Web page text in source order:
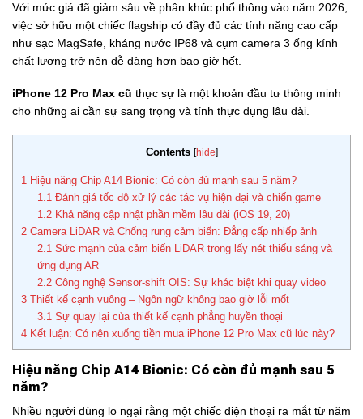
Với mức giá đã giảm sâu về phân khúc phổ thông vào năm 2026,
việc sở hữu một chiếc flagship có đầy đủ các tính năng cao cấp
như sạc MagSafe, kháng nước IP68 và cụm camera 3 ống kính
chất lượng trở nên dễ dàng hơn bao giờ hết.
iPhone 12 Pro Max cũ thực sự là một khoản đầu tư thông minh
cho những ai cần sự sang trọng và tính thực dụng lâu dài.
Contents [hide]
1 Hiệu năng Chip A14 Bionic: Có còn đủ mạnh sau 5 năm?
1.1 Đánh giá tốc độ xử lý các tác vụ hiện đại và chiến game
1.2Khả năng cập nhật phần mềm lâu dài (iOS 19, 20)
2 Camera LiDAR và Chống rung cảm biến: Đẳng cấp nhiếp ảnh
2.1 Sức mạnh của cảm biến LiDAR trong lấy nét thiếu sáng và
ứng dụng AR
2.2Công nghệ Sensor-shift OIS: Sự khác biệt khi quay video
3 Thiết kế cạnh vuông – Ngôn ngữ không bao giờ lỗi mốt
3.1 Sự quay lại của thiết kế cạnh phẳng huyền thoại
4 Kết luận: Có nên xuống tiền mua iPhone 12 Pro Max cũ lúc này?
Hiệu năng Chip A14 Bionic: Có còn đủ mạnh sau 5
năm?
Nhiều người dùng lo ngại rằng một chiếc điện thoại ra mắt từ năm